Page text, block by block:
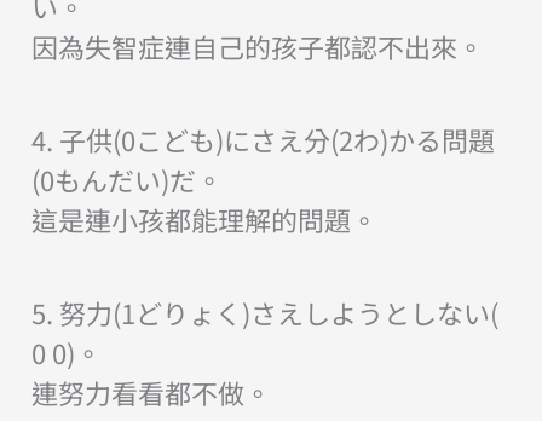
因為失智症連自己的孩子都認不出來。
4. 子供(0こども)にさえ分(2わ)かる問題
(0もんだい)だ。
這是連小孩都能理解的問題。
5. 努力(1どりょく)さえしようとしない(
0 0)。
連努力看看都不做。